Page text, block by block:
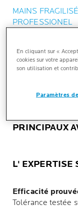
MAINS
PROFESSIONEL
ACTION
TEXTURE
PRINCIPAUX
L' EXPERTISE
Efficacité
Tolérance testée
En cliquant sur «
cookies sur votre
son utilisation et
Paramètres